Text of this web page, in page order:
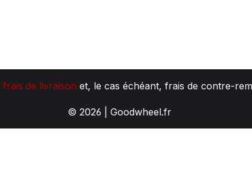
frais de livraison et, le cas échéant, frais de contre-
© 2026 | Goodwheel.fr